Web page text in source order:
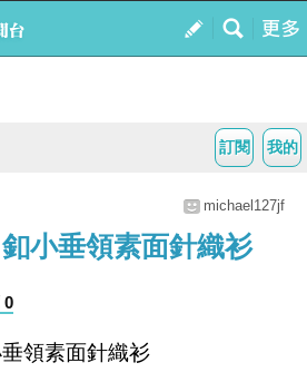
我的
訂閱
michael127jf
小垂領素面針織衫
0
領素面針織衫